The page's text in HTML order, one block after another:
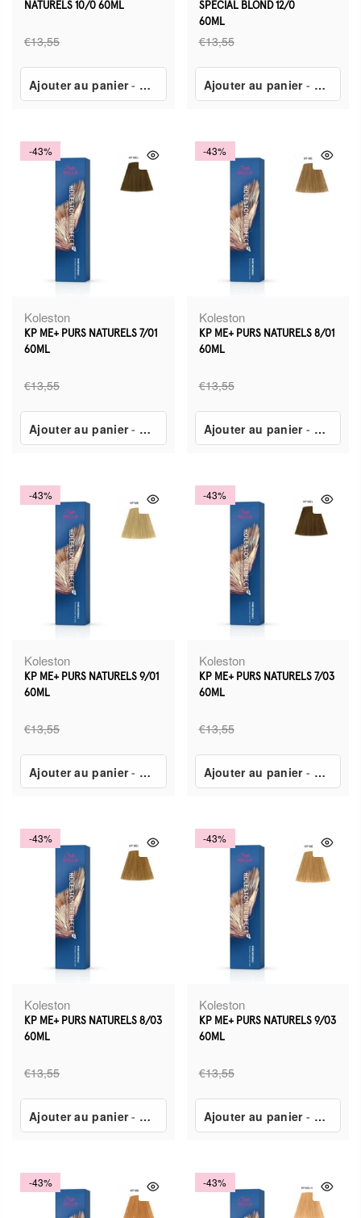
NATURELS 10/0 60ML
€13,55
Ajouter au panier- €7,80
SPÉCIAL BLOND 12/0
60ML
€13,55
Ajouter au panier- €7,80
-43%
Koleston
KP ME+ PURS NATURELS 7/01
60ML
€13,55
Ajouter au panier- €7,80
-43%
Koleston
KP ME+ PURS NATURELS 8/01
60ML
€13,55
Ajouter au panier- €7,80
-43%
Koleston
KP ME+ PURS NATURELS 9/01
60ML
€13,55
Ajouter au panier- €7,80
-43%
Koleston
KP ME+ PURS NATURELS 7/03
60ML
€13,55
Ajouter au panier- €7,80
-43%
Koleston
KP ME+ PURS NATURELS 8/03
60ML
€13,55
Ajouter au panier- €7,80
-43%
Koleston
KP ME+ PURS NATURELS 9/03
60ML
€13,55
Ajouter au panier- €7,80
-43% -43%